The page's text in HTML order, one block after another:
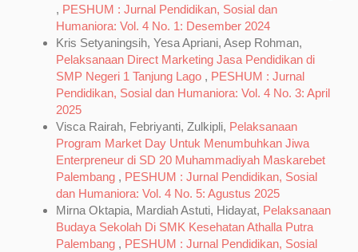
, PESHUM : Jurnal Pendidikan, Sosial dan
Humaniora: Vol. 4 No. 1: Desember 2024
Kris Setyaningsih, Yesa Apriani, Asep Rohman,
Pelaksanaan Direct Marketing Jasa Pendidikan di
SMP Negeri 1 Tanjung Lago , PESHUM : Jurnal
Pendidikan, Sosial dan Humaniora: Vol. 4 No. 3: April
2025
Visca Rairah, Febriyanti, Zulkipli, Pelaksanaan
Program Market Day Untuk Menumbuhkan Jiwa
Enterpreneur di SD 20 Muhammadiyah Maskarebet
Palembang , PESHUM : Jurnal Pendidikan, Sosial
dan Humaniora: Vol. 4 No. 5: Agustus 2025
Mirna Oktapia, Mardiah Astuti, Hidayat, Pelaksanaan
Budaya Sekolah Di SMK Kesehatan Athalla Putra
Palembang , PESHUM : Jurnal Pendidikan, Sosial